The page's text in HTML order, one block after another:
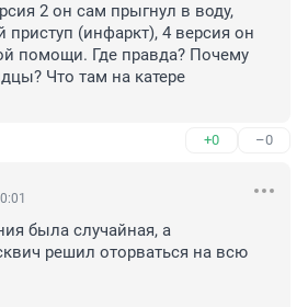
2 он сам прыгнул в воду,
приступ (инфаркт), 4 версия он
помощи. Где правда? Почему
Что там на катере
+0 –0
была случайная, а
решил оторваться на всю